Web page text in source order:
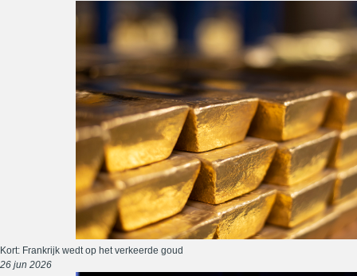
Kort: Frankrijk wedt op het verkeerde goud
26 jun 2026